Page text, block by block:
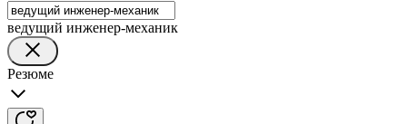
ведущий инженер-механик
Резюме